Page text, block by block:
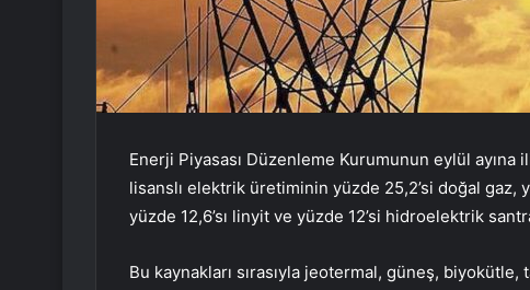
Enerji Piyasası Düzenleme Kurumunun eylül ayına
lisanslı elektrik üretiminin yüzde 25,2’si doğal gaz,
yüzde 12,6’sı linyit ve yüzde 12’si hidroelektrik
Bu kaynakları sırasıyla jeotermal, güneş,